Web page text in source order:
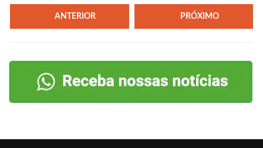
ANTERIOR PRÓXIMO